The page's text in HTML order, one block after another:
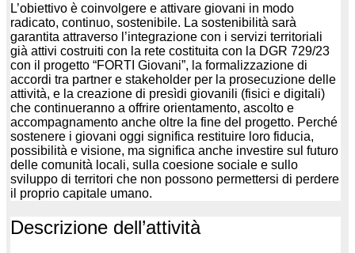
L’obiettivo è coinvolgere e attivare giovani in modo
radicato, continuo, sostenibile. La sostenibilità sarà
garantita attraverso l’integrazione con i servizi territoriali
già attivi costruiti con la rete costituita con la DGR 729/23
con il progetto “FORTI Giovani”, la formalizzazione di
accordi tra partner e stakeholder per la prosecuzione delle
attività, e la creazione di presìdi giovanili (fisici e digitali)
che continueranno a offrire orientamento, ascolto e
accompagnamento anche oltre la fine del progetto. Perché
sostenere i giovani oggi significa restituire loro fiducia,
possibilità e visione, ma significa anche investire sul futuro
delle comunità locali, sulla coesione sociale e sullo
sviluppo di territori che non possono permettersi di perdere
il proprio capitale umano.
Descrizione dell’attività